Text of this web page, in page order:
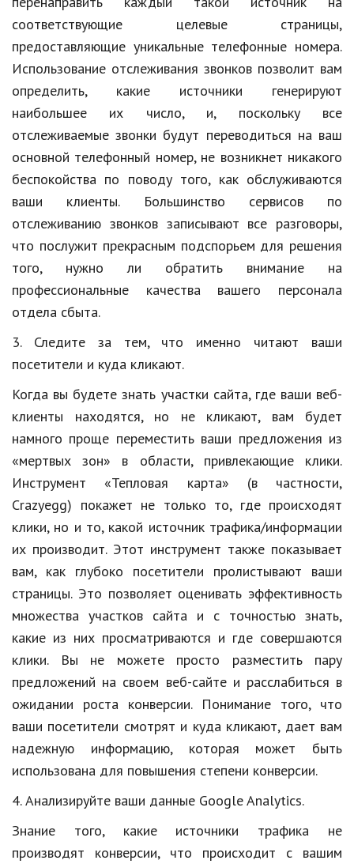
Юриспруденция
Природа
Образование
Наука и технологии
соответствующие целевые страницы,
предоставляющие уникальные телефонные номера.
Использование отслеживания звонков позволит вам
определить, какие источники генерируют
наибольшее их число, и, поскольку все
отслеживаемые звонки будут переводиться на ваш
основной телефонный номер, не возникнет никакого
беспокойства по поводу того, как обслуживаются
ваши клиенты. Большинство сервисов по
отслеживанию звонков записывают все разговоры,
что послужит прекрасным подспорьем для решения
того, нужно ли обратить внимание на
профессиональные качества вашего персонала
отдела сбыта.
3. Следите за тем, что именно читают ваши
посетители и куда кликают.
Когда вы будете знать участки сайта, где ваши веб-
клиенты находятся, но не кликают, вам будет
намного проще переместить ваши предложения из
«мертвых зон» в области, привлекающие клики.
Инструмент «Тепловая карта» (в частности,
Crazyegg) покажет не только то, где происходят
клики, но и то, какой источник трафика/информации
их производит. Этот инструмент также показывает
вам, как глубоко посетители пролистывают ваши
страницы. Это позволяет оценивать эффективность
множества участков сайта и с точностью знать,
какие из них просматриваются и где совершаются
клики. Вы не можете просто разместить пару
предложений на своем веб-сайте и расслабиться в
ожидании роста конверсии. Понимание того, что
ваши посетители смотрят и куда кликают, дает вам
надежную информацию, которая может быть
использована для повышения степени конверсии.
4. Анализируйте ваши данные Google Analytics.
Знание того, какие источники трафика не
производят конверсии, что происходит с вашим